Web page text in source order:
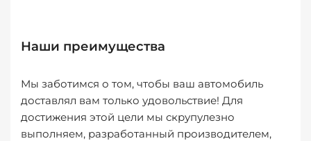
Наши преимущества
Мы заботимся о том, чтобы ваш автомобиль
доставлял вам только удовольствие! Для
достижения этой цели мы скрупулезно
выполняем, разработанный производителем,